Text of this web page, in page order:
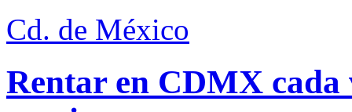
Cd. de México
Rentar en CDMX cada